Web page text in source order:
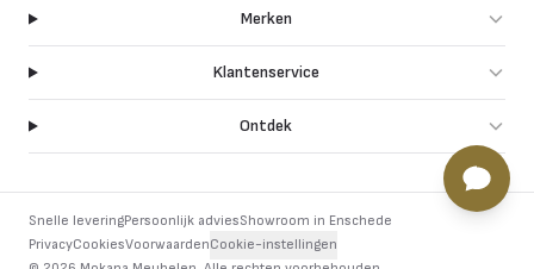
Merken
Klantenservice
Ontdek
Snelle leveringPersoonlijk adviesShowroom in Enschede
PrivacyCookiesVoorwaardenCookie-instellingen